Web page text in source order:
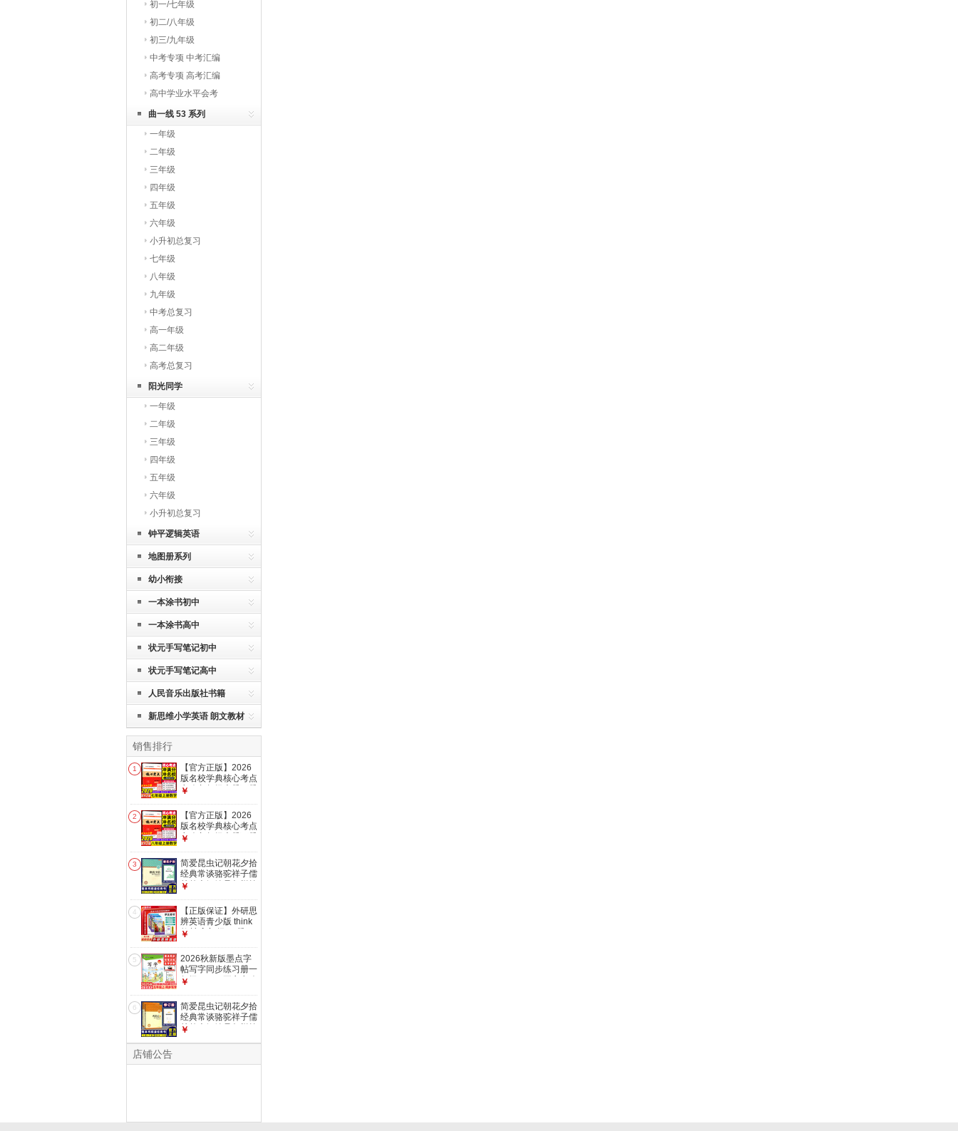
初一/七年级
初二/八年级
初三/九年级
中考专项 中考汇编
高考专项 高考汇编
高中学业水平会考
曲一线 53 系列
一年级
二年级
三年级
四年级
五年级
六年级
小升初总复习
七年级
八年级
九年级
中考总复习
高一年级
高二年级
高考总复习
阳光同学
一年级
二年级
三年级
四年级
五年级
六年级
小升初总复习
钟平逻辑英语
地图册系列
幼小衔接
一本涂书初中
一本涂书高中
状元手写笔记初中
状元手写笔记高中
人民音乐出版社书籍
新思维小学英语 朗文教材
销售排行
1
【官方正版】2026
版名校学典核心考点
七八九年级上册下册
学真题汇编试题精选
模拟卷压轴题专题阶
梯训练湖北中考数学
复习资料 【2026】
七上数学(带纸质答
案)
￥
2
【官方正版】2026
版名校学典核心考点
七八九年级上册下册
学真题汇编试题精选
模拟卷压轴题专题阶
梯训练湖北中考数学
复习资料 【2026】
八上数学(带纸质答
案)
￥
3
简爱昆虫记朝花夕拾
经典常谈骆驼祥子儒
林外史钢铁是怎样炼
首红岩红星照耀中国
整本书阅读任务书修
订版 重庆出版社 初
中课外阅读名著配人
教版 初中正版读物
名著阅读课程化丛书
朝花夕拾
￥
4
【正版保证】外研思
辨英语青少版 think
教材 入门级AB册
版 大猫英语分级阅
读 原剑桥Think教材
中学生少儿英语培训
教材新拓展系列 外
研思辨英语-2A【学
生用书+练习册】
￥
5
2026秋新版墨点字
帖写字同步练习册一
年级二三四五六七八
帖同步写字课课练人
教版中小学生硬笔控
笔训练荆霄鹏 写字
同步练习册 五年级
上册
￥
6
简爱昆虫记朝花夕拾
经典常谈骆驼祥子儒
林外史钢铁是怎样炼
￥
店铺公告